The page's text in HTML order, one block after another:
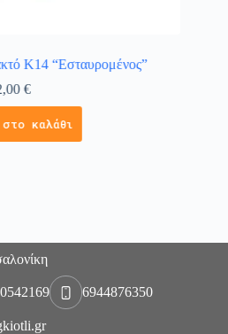
Κ14 “Εσταυρομένος”
€
καλάθι
6944876350